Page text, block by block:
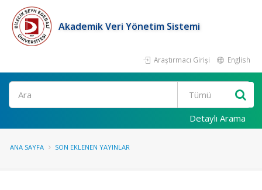
Akademik Veri Yönetim Sistemi
Araştırmacı Girişi English
Ara
Detaylı Arama
ANA SAYFA SON EKLENEN YAYINLAR